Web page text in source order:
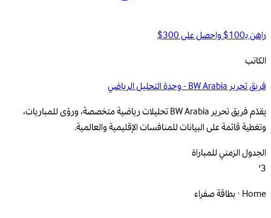
راهن بـ100$ واحصل على 300$
الكاتب
فريق تحرير BW Arabia - وحدة التحليل الرياضي
يقدّم فريق تحرير BW Arabia تحليلات رياضية متخصصة، ورؤى للمباريات،
وتغطية قائمة على البيانات للمنافسات الإقليمية والعالمية.
الجدول الزمني للمباراة
3'
Home · بطاقة صفراء